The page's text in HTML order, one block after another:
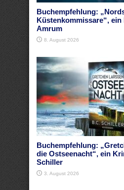
Buchempfehlung:
Küstenkommissare“,
Amrum
8. August 2026
Buchempfehlung:
die Ostseenacht“, ein
Schiller
3. August 2026